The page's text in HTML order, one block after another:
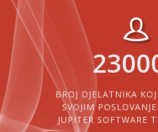
BROJ DJELATNIKA
SVOJIM
JUPITER SOFTWARE